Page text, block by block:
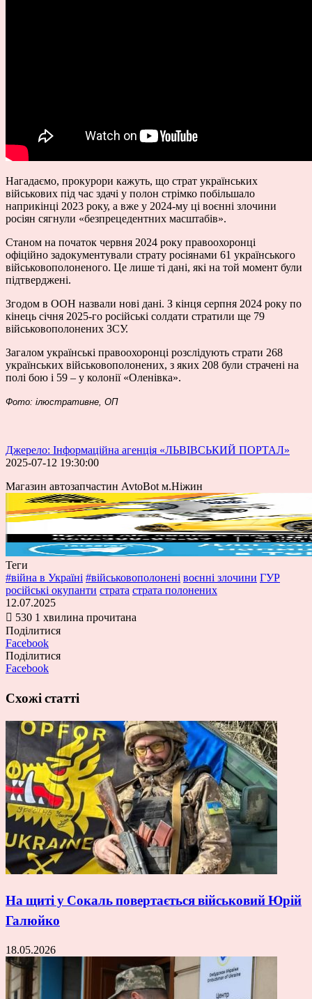
Нагадаємо, прокурори кажуть, що страт українських
військових під час здачі у полон стрімко побільшало
наприкінці 2023 року, а вже у 2024-му ці воєнні злочини
росіян сягнули «безпрецедентних масштабів».
Станом на початок червня 2024 року правоохоронці
офіційно задокументували страту росіянами 61 українського
військовополоненого. Це лише ті дані, які на той момент були
підтверджені.
Згодом в ООН назвали нові дані. З кінця серпня 2024 року по
кінець січня 2025-го російські солдати стратили ще 79
військовополонених ЗСУ.
Загалом українські правоохоронці розслідують страти 268
українських військовополонених, з яких 208 були страчені на
полі бою і 59 – у колонії «Оленівка».
Фото: ілюстративне, ОП
Джерело: Інформаційна агенція «ЛЬВІВСЬКИЙ ПОРТАЛ»
2025-07-12 19:30:00
Магазин автозапчастин AvtoBot м.Ніжин
Теги
#війна в Україні #військовополонені воєнні злочини ГУР
російські окупанти страта страта полонених
12.07.2025
530 1 хвилина прочитана
Поділитися
Facebook
Поділитися
Facebook
Схожі статті
На щиті у Сокаль повертається військовий Юрій
Галюйко
18.05.2026